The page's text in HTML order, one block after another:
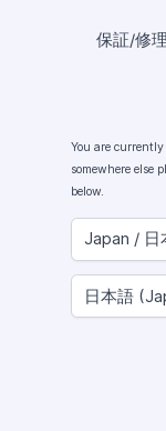
保証/修
You are
somewhere else
below.